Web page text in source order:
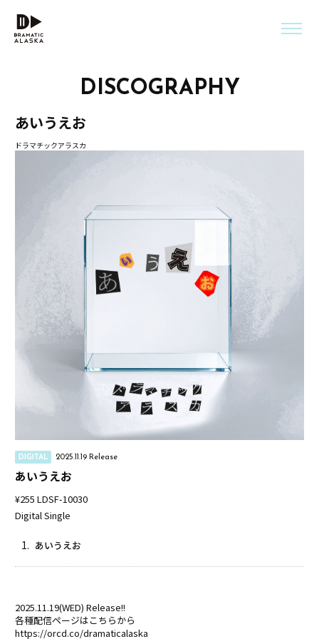
DISCOGRAPHY
あいうえお
ドラマチックアラスカ
DIGITAL 2025.11.19 Release
あいうえお
¥255 LDSF-10030
Digital Single
1. あいうえお
2025.11.19(WED) Release!!
各種配信ページはこちらから
https://orcd.co/dramaticalaska